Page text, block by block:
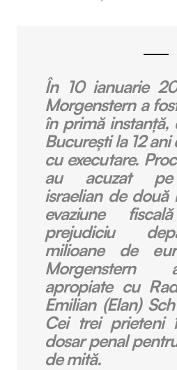
În 10 ianuarie
Morgenstern a
în primă instanță,
București la 12
cu executare.
au acuzat pe
israelian de două
evaziune
prejudiciu
milioane de
Morgenstern
apropiate cu
Emilian (Elan)
Cei trei prieteni
dosar penal
de mită.